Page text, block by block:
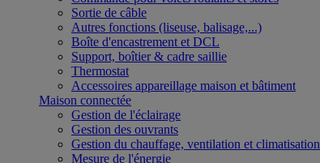
Sortie de câble
Autres fonctions (liseuse, balisage,...)
Boîte d'encastrement et DCL
Support, boîtier & cadre saillie
Thermostat
Accessoires appareillage maison et bâtiment
Maison connectée
Gestion de l'éclairage
Gestion des ouvrants
Gestion du chauffage, ventilation et climatisation
Mesure de l'énergie